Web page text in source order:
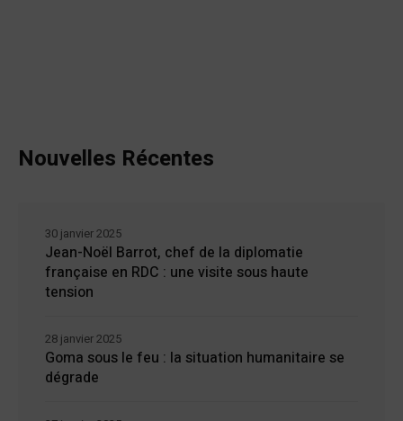
Nouvelles Récentes
Jean-Noël Barrot, chef de la diplomatie
française en RDC : une visite sous haute
tension
30 janvier 2025
Goma sous le feu : la situation humanitaire se
dégrade
28 janvier 2025